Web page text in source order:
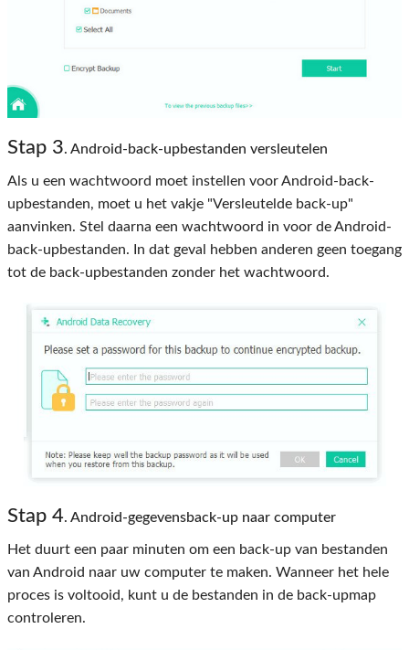
Stap 3. Android-back-upbestanden versleutelen
Als u een wachtwoord moet instellen voor Android-back-
upbestanden, moet u het vakje "Versleutelde back-up"
aanvinken. Stel daarna een wachtwoord in voor de Android-
back-upbestanden. In dat geval hebben anderen geen toegang
tot de back-upbestanden zonder het wachtwoord.
Stap 4. Android-gegevensback-up naar computer
Het duurt een paar minuten om een ​​back-up van bestanden
van Android naar uw computer te maken. Wanneer het hele
proces is voltooid, kunt u de bestanden in de back-upmap
controleren.